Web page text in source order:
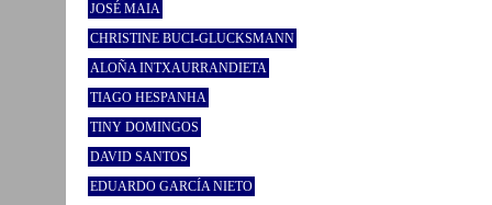
JOSÉ MAIA
CHRISTINE BUCI-GLUCKSMANN
ALOÑA INTXAURRANDIETA
TIAGO HESPANHA
TINY DOMINGOS
DAVID SANTOS
EDUARDO GARCÍA NIETO